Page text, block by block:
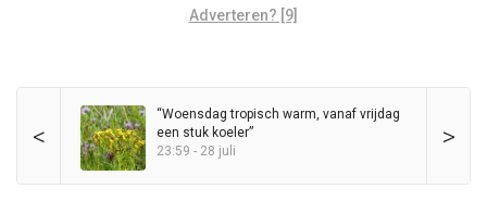
Adverteren? [9]
< >
“Woensdag tropisch warm, vanaf vrijdag
een stuk koeler”
23:59 - 28 juli